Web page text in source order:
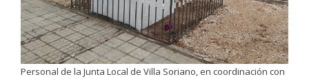
Personal de la Junta Local de Villa Soriano, en coordinación con